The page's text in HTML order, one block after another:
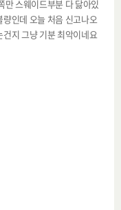
만 스웨이드부분 다 닳아있
인데 오늘 처음 신고나오
지 그냥 기분 최악이네요